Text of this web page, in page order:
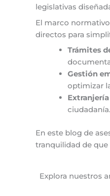
legislativas
El marco
directos para
Trámites
Gestión
optimizar
ciudadanía.
En este blog de
tranquilidad de
Explora nuestros